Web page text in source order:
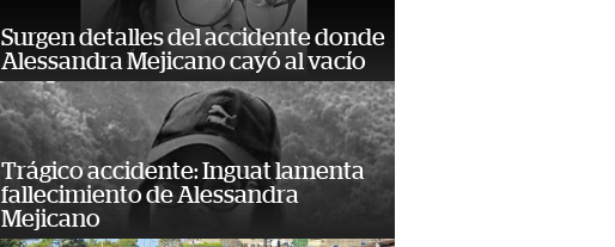
Surgen detalles del accidente donde
Alessandra Mejicano cayó al vacío
Trágico accidente: Inguat lamenta
fallecimiento de Alessandra
Mejicano